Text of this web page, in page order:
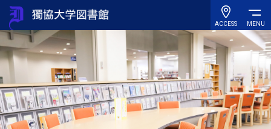
ACCESS MENU